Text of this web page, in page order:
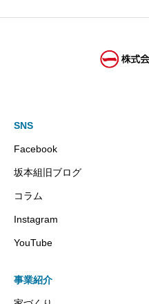
SNS
Facebook
坂本組旧ブログ
コラム
Instagram
YouTube
事業紹介